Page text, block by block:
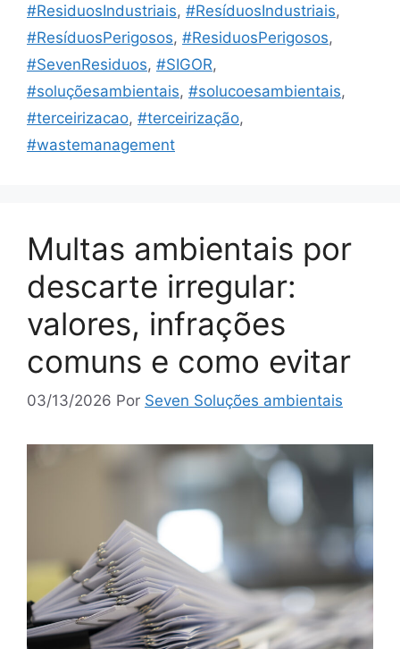
#ResiduosIndustriais, #ResíduosIndustriais,
#ResíduosPerigosos, #ResiduosPerigosos,
#SevenResiduos, #SIGOR,
#soluçõesambientais, #solucoesambientais,
#terceirizacao, #terceirização,
#wastemanagement
Multas ambientais por
descarte irregular:
valores, infrações
comuns e como evitar
03/13/2026 Por Seven Soluções ambientais